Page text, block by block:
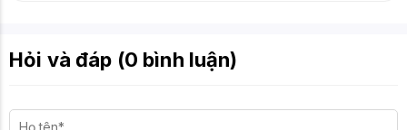
Hỏi và đáp (0 bình luận)